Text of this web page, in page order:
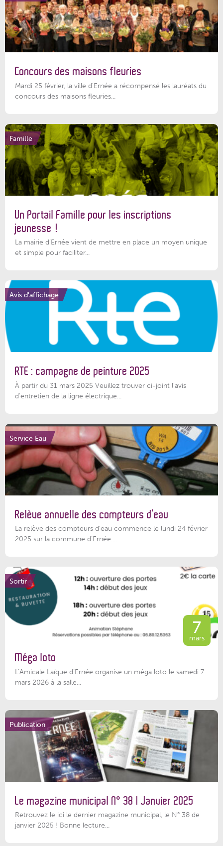
Concours des maisons fleuries
Mardi 25 février, la ville d'Ernée a récompensé les lauréats du
concours des maisons fleuries...
Famille
Un Portail Famille pour les inscriptions
jeunesse !
La mairie d’Ernée vient de mettre en place un moyen unique
et simple pour faciliter...
Avis d'affichage
RTE : campagne de peinture 2025
À partir du 31 mars 2025 Veuillez trouver ci-joint l'avis
d'entretien de la ligne électrique...
Service Eau
Relève annuelle des compteurs d’eau
La relève des compteurs d'eau commence le lundi 24 février
2025 sur la commune d’Ernée....
Sortir
7
mars
Méga loto
L’Amicale Laïque d’Ernée organise un méga loto le samedi 7
mars 2026 à la salle...
Publication
Le magazine municipal N° 38 | Janvier 2025
Retrouvez le ici le dernier magazine municipal, le N° 38 de
janvier 2025 ! Bonne lecture...